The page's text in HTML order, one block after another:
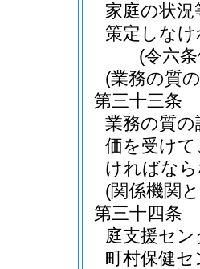
家庭の状
策定しな
(令六
(業務の質
第三十三条
業務の質
価を受け
ければな
(関係機関
第三十四条
庭支援セ
町村保健